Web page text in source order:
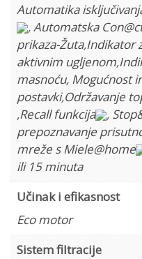
Automatika
,Automatska
prikaza-Žuta,Indikator
aktivnim ugljenom,
masnoću, Mogućnost
postavki,Održavanje
,Recall funkcija ,
prepoznavanje
mreže s Miele@home
ili 15 minuta
Učinak i efikasnost
Eco motor
Sistem filtracije